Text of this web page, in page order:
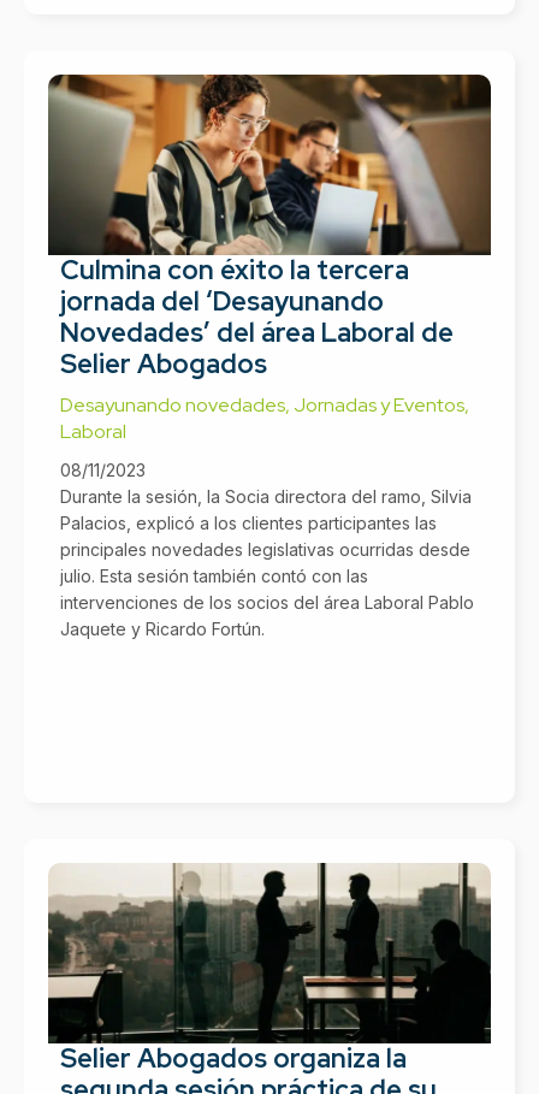
Culmina con éxito la tercera
jornada del ‘Desayunando
Novedades’ del área Laboral de
Selier Abogados
Desayunando novedades, Jornadas y Eventos,
Laboral
08/11/2023
Durante la sesión, la Socia directora del ramo, Silvia
Palacios, explicó a los clientes participantes las
principales novedades legislativas ocurridas desde
julio. Esta sesión también contó con las
intervenciones de los socios del área Laboral Pablo
Jaquete y Ricardo Fortún.
Selier Abogados organiza la